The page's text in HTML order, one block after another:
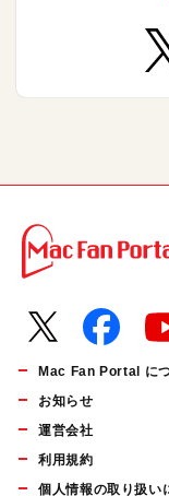
Mac Fan Portal に
お知らせ
運営会社
利用規約
個人情報の取り扱い